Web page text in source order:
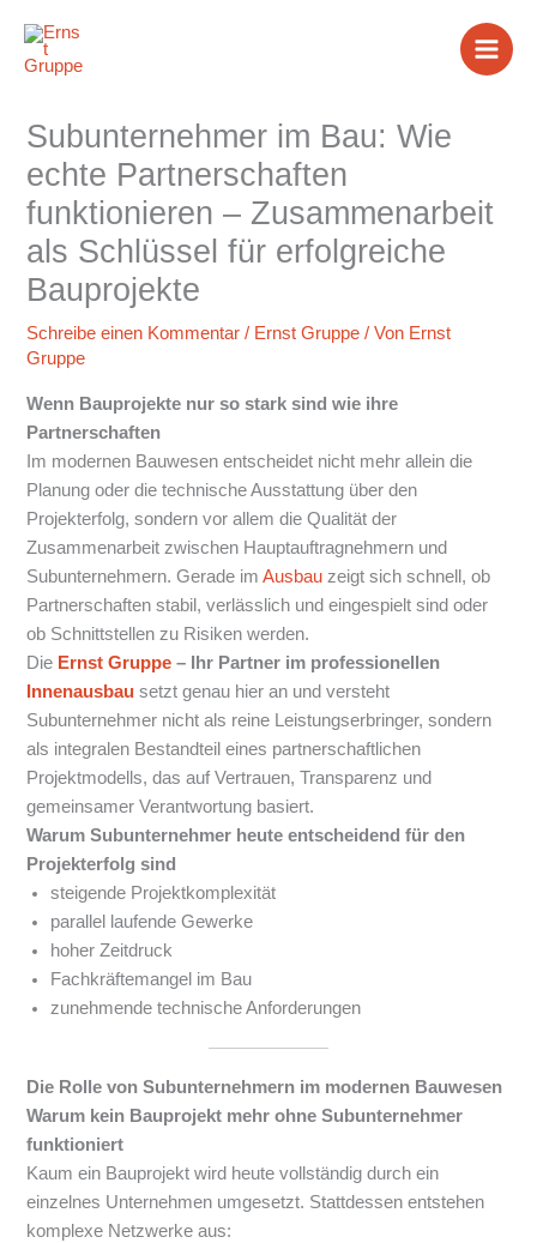
Inhalt
springen
Subunternehmer im Bau: Wie
echte Partnerschaften
funktionieren – Zusammenarbeit
als Schlüssel für erfolgreiche
Bauprojekte
Schreibe einen Kommentar / Ernst Gruppe / Von Ernst
Gruppe
Wenn Bauprojekte nur so stark sind wie ihre
Partnerschaften
Im modernen Bauwesen entscheidet nicht mehr allein die
Planung oder die technische Ausstattung über den
Projekterfolg, sondern vor allem die Qualität der
Zusammenarbeit zwischen Hauptauftragnehmern und
Subunternehmern. Gerade imAusbau zeigt sich schnell, ob
Partnerschaften stabil, verlässlich und eingespielt sind oder
ob Schnittstellen zu Risiken werden.
Die Ernst Gruppe – Ihr Partner im professionellen
Innenausbau setzt genau hier an und versteht
Subunternehmer nicht als reine Leistungserbringer, sondern
als integralen Bestandteil eines partnerschaftlichen
Projektmodells, das auf Vertrauen, Transparenz und
gemeinsamer Verantwortung basiert.
Warum Subunternehmer heute entscheidend für den
Projekterfolg sind
steigende Projektkomplexität
parallel laufende Gewerke
hoher Zeitdruck
Fachkräftemangel im Bau
zunehmende technische Anforderungen
Die Rolle von Subunternehmern im modernen Bauwesen
Warum kein Bauprojekt mehr ohne Subunternehmer
funktioniert
Kaum ein Bauprojekt wird heute vollständig durch ein
einzelnes Unternehmen umgesetzt. Stattdessen entstehen
komplexe Netzwerke aus: